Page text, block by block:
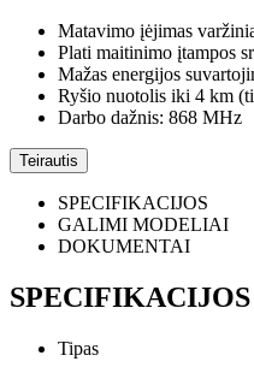
Matavimo įėjimas
Plati maitinimo įtampos
Mažas energijos
Ryšio nuotolis iki 4 km
Darbo dažnis: 868 MHz
Teirautis
SPECIFIKACIJOS
GALIMI MODELIAI
DOKUMENTAI
SPECIFIKACIJOS
Tipas